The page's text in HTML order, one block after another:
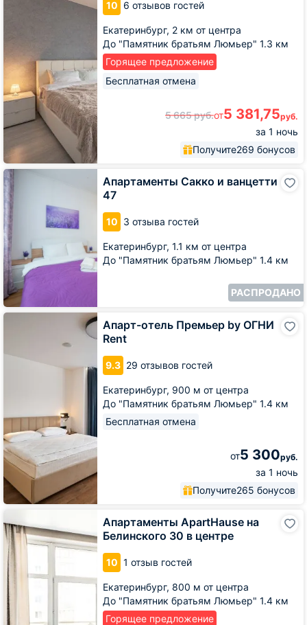
10 6 отзывов гостей
Екатеринбург, 2 км от центра
До "Памятник братьям Люмьер" 1.3 км
Горящее предложение
Бесплатная отмена
5 665руб.от5 381,75руб.
за 1 ночь
Получите269 бонусов
Апартаменты Сакко и ванцетти
47
10 3 отзыва гостей
Екатеринбург, 1.1 км от центра
До "Памятник братьям Люмьер" 1.4 км
РАСПРОДАНО
Апартаменты
Сакко
и
ванцетти
47
Апарт-отель Премьер by ОГНИ
Rent
9.3 29 отзывов гостей
Екатеринбург, 900 м от центра
До "Памятник братьям Люмьер" 1.4 км
Бесплатная отмена
от5 300руб.
за 1 ночь
Получите265 бонусов
Апарт-
by
Апартаменты ApartHause на
Белинского 30 в центре
10 1 отзыв гостей
Екатеринбург, 800 м от центра
До "Памятник братьям Люмьер" 1.4 км
Горящее предложение
ApartHause
на
Белинского
30
центре